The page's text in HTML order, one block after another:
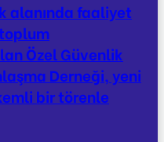
alanında faaliyet
Özel Güvenlik
Derneği, yeni
bir törenle